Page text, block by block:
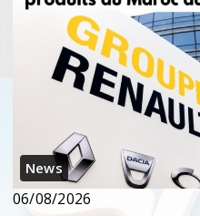
News
06/08/2026